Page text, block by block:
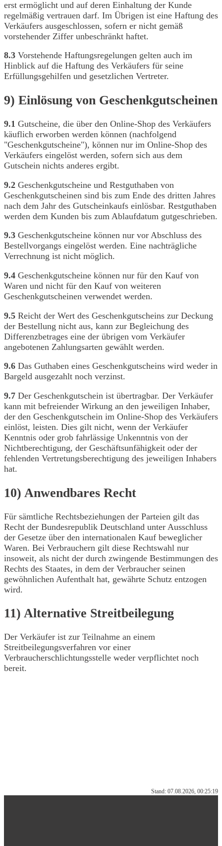
erst ermöglicht und auf deren Einhaltung der Kunde
regelmäßig vertrauen darf. Im Übrigen ist eine Haftung des
Verkäufers ausgeschlossen, sofern er nicht gemäß
vorstehender Ziffer unbeschränkt haftet.
8.3 Vorstehende Haftungsregelungen gelten auch im
Hinblick auf die Haftung des Verkäufers für seine
Erfüllungsgehilfen und gesetzlichen Vertreter.
9) Einlösung von Geschenkgutscheinen
9.1 Gutscheine, die über den Online-Shop des Verkäufers
käuflich erworben werden können (nachfolgend
"Geschenkgutscheine"), können nur im Online-Shop des
Verkäufers eingelöst werden, sofern sich aus dem
Gutschein nichts anderes ergibt.
9.2 Geschenkgutscheine und Restguthaben von
Geschenkgutscheinen sind bis zum Ende des dritten Jahres
nach dem Jahr des Gutscheinkaufs einlösbar. Restguthaben
werden dem Kunden bis zum Ablaufdatum gutgeschrieben.
9.3 Geschenkgutscheine können nur vor Abschluss des
Bestellvorgangs eingelöst werden. Eine nachträgliche
Verrechnung ist nicht möglich.
9.4 Geschenkgutscheine können nur für den Kauf von
Waren und nicht für den Kauf von weiteren
Geschenkgutscheinen verwendet werden.
9.5 Reicht der Wert des Geschenkgutscheins zur Deckung
der Bestellung nicht aus, kann zur Begleichung des
Differenzbetrages eine der übrigen vom Verkäufer
angebotenen Zahlungsarten gewählt werden.
9.6 Das Guthaben eines Geschenkgutscheins wird weder in
Bargeld ausgezahlt noch verzinst.
9.7 Der Geschenkgutschein ist übertragbar. Der Verkäufer
kann mit befreiender Wirkung an den jeweiligen Inhaber,
der den Geschenkgutschein im Online-Shop des Verkäufers
einlöst, leisten. Dies gilt nicht, wenn der Verkäufer
Kenntnis oder grob fahrlässige Unkenntnis von der
Nichtberechtigung, der Geschäftsunfähigkeit oder der
fehlenden Vertretungsberechtigung des jeweiligen Inhabers
hat.
10) Anwendbares Recht
Für sämtliche Rechtsbeziehungen der Parteien gilt das
Recht der Bundesrepublik Deutschland unter Ausschluss
der Gesetze über den internationalen Kauf beweglicher
Waren. Bei Verbrauchern gilt diese Rechtswahl nur
insoweit, als nicht der durch zwingende Bestimmungen des
Rechts des Staates, in dem der Verbraucher seinen
gewöhnlichen Aufenthalt hat, gewährte Schutz entzogen
wird.
11) Alternative Streitbeilegung
Der Verkäufer ist zur Teilnahme an einem
Streitbeilegungsverfahren vor einer
Verbraucherschlichtungsstelle weder verpflichtet noch
bereit.
Stand: 07.08.2026, 00:25:19